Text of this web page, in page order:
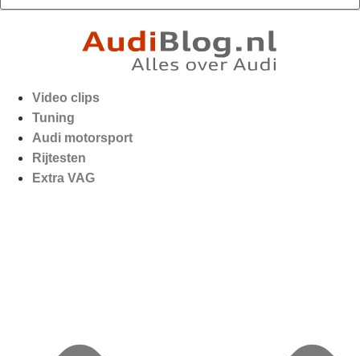
Video clips
Tuning
Audi motorsport
Rijtesten
Extra VAG